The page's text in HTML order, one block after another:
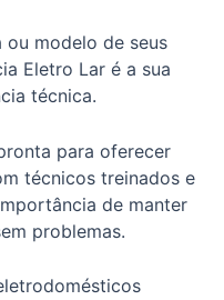
ou modelo de seus
Eletro Lar é a sua
técnica.
para oferecer
técnicos treinados e
de manter
problemas.